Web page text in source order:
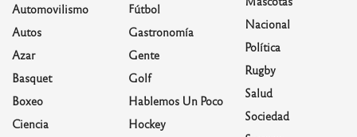
Automovilismo
Autos
Azar
Basquet
Boxeo
Ciencia
Fútbol
Gastronomía
Gente
Golf
Hablemos Un Poco
Hockey
Nacional
Política
Rugby
Salud
Sociedad